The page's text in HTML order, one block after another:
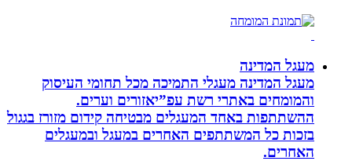
מעגל המדינה
מעגל המדינה מעגלי התמיכה מכל תחומי העיסוק
והמומחים באתרי רשת עפ”יאזורים וערים.
ההשתתפות באחד המעגלים מבטיחה קידום מזורז בגגול
בזכות כל המשתתפים האחרים במעגל ובמעגלים
האחרים.